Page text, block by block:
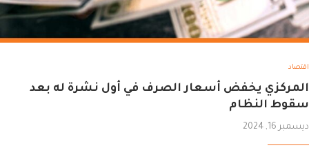
اقتصاد
المركزي يخفض أسعار الصرف في أول نشرة له بعد
سقوط النظام
ديسمبر 16, 2024